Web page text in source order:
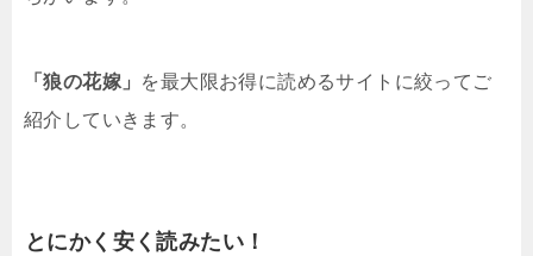
「狼の花嫁」 を最大限お得に読めるサイトに絞ってご
紹介していきます。
とにかく安く読みたい！